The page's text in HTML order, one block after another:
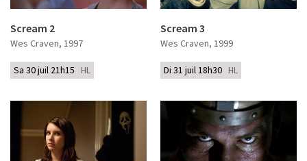
Scream 2
Wes Craven, 1997
Sa 30 juil 21h15 HL
Scream 3
Wes Craven, 1999
Di 31 juil 18h30 HL